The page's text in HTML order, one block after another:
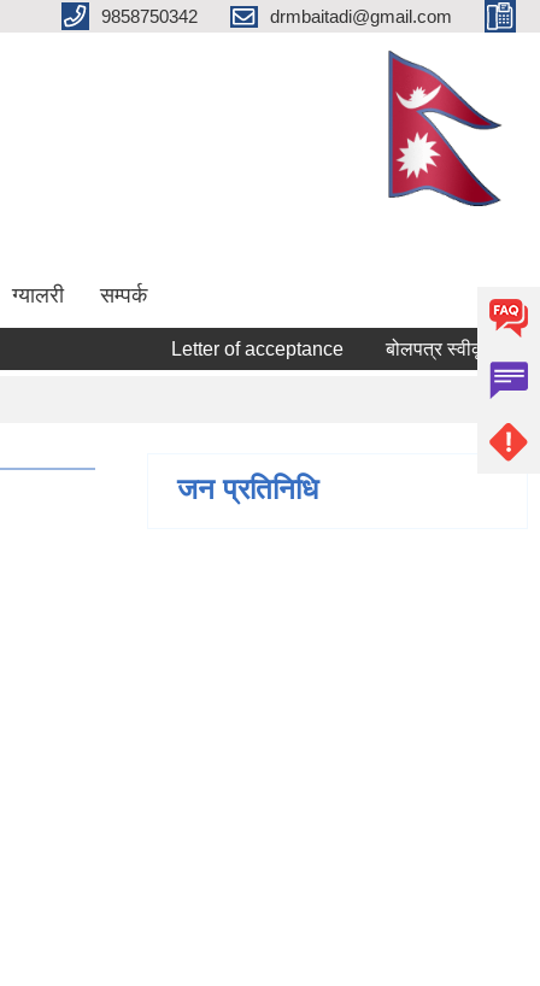
9858750342 drmbaitadi@gmail.com
ग्यालरी सम्पर्क
Letter of acceptance बोलपत्र स्वीकृत गर्ने
जन प्रतिनिधि